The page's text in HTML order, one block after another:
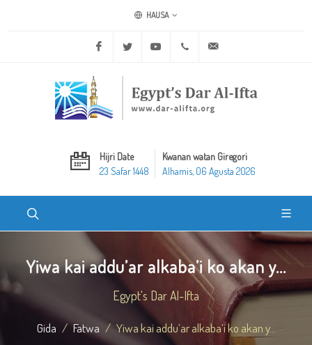
HAUSA
Facebook Twitter Youtube +20 2 25970400
Hijri Date
23 Safar 1448
Kwanan watan Giregori
Alhamis, 06 Agusta 2026
Yiwa kai addu’ar alkaba’i ko akan y...
Egypt's Dar Al-Ifta
Gida Fatwa Yiwa kai addu’ar alkaba’i ko akan y...